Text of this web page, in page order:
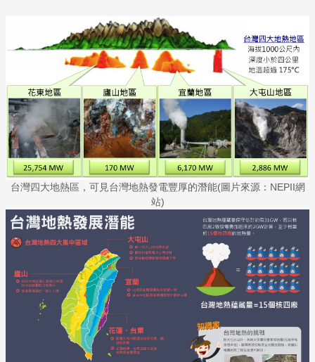
台灣四大地熱區，可見台灣地熱發電豐厚的潛能(圖片來源：NEPII網
站)